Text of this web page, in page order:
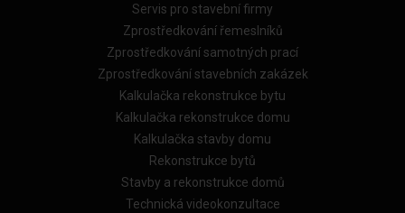
Servis pro stavební firmy
Zprostředkování řemeslníků
Zprostředkování samotných prací
Zprostředkování stavebních zakázek
Kalkulačka rekonstrukce bytu
Kalkulačka rekonstrukce domu
Kalkulačka stavby domu
Rekonstrukce bytů
Stavby a rekonstrukce domů
Technická videokonzultace